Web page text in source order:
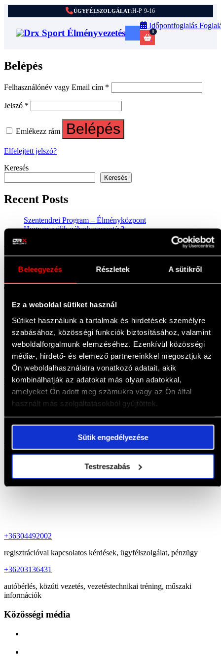
Beleegyezés Részletek A sütikről
Ez a weboldal sütiket használ
Sütiket használunk a tartalmak és hirdetések személyre
szabásához, közösségi funkciók biztosításához, valamint
weboldalforgalmunk elemzéséhez. Ezenkívül közösségi
média-, hirdető- és elemező partnereinkkel megosztjuk az
Ön weboldalhasználatra vonatkozó adatait, akik
kombinálhatják az adatokat más olyan adatokkal,
amelyeket Ön adott meg számukra vagy az Ön által
használt más szolgáltatásokból gyűjtöttek.
Sütik engedélyezése
Testreszabás
ÜGYFÉLSZOLGÁLAT:H-P 9-16
Időpontfoglalás
0
Belépés
Felhasználónév vagy Email cím *
Jelszó *
Emlékezz rám Belépés
Elfelejtett jelszó?
Keresés
Keresés
Recent Posts
Szentendrei Program – Élményközpont
Hogyan zajlik nálunk a vezetés?
Recent Comments
Nincs megjeleníthető bejegyzés.
Termékek
Autók
Versenypályák
Akciók
Csapatépítés
Vezetéstechnika
GYIK
DRX Sport
Általános szerződési feltételek
Elállás a szerződéstől
Személyes adatok védelme
Gyakran ismételt kérdések (GYIK)
Elérhetőségek
+36304492002
regisztrációval kapcsolatos kérdések, ügyfélszolgálat, pénzügy
+36203136431
autóbérlés, közúti vezetés, vezetéstechnikai tréning, műszaki
információk
Közösségi média